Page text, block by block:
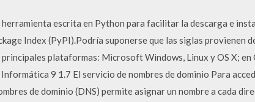
herramienta escrita en Python para facilitar la descarga e
Index (PyPI).Podría suponerse que las siglas provienen
plataformas: Microsoft Windows, Linux y OS X; en
9 1.7 El servicio de nombres de dominio Para
de dominio (DNS) permite asignar un nombre a cada